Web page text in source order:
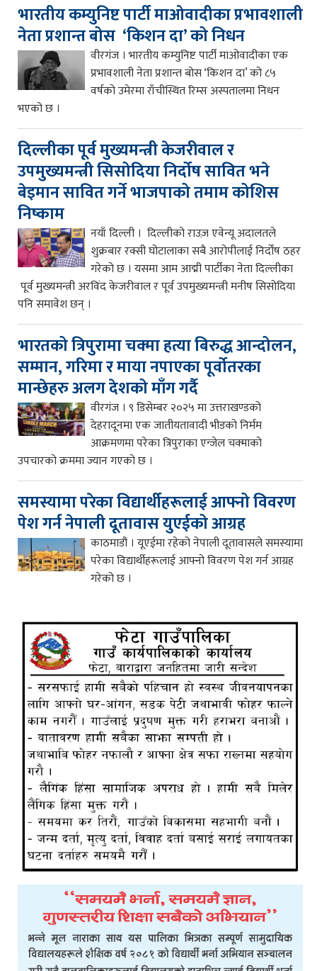
भारतीय कम्युनिष्ट पार्टी माओवादीका प्रभावशाली
नेता प्रशान्त बोस ‘किशन दा’ को निधन
वीरगंज । भारतीय कम्युनिष्ट पार्टी माओवादीका एक
प्रभावशाली नेता प्रशान्त बोस ‘किशन दा’ को ८५
वर्षको उमेरमा राँचीस्थित रिम्स अस्पतालमा निधन
भएको छ ।
दिल्लीका पूर्व मुख्यमन्त्री केजरीवाल र
उपमुख्यमन्त्री सिसोदिया निर्दोष सावित भने
बेइमान सावित गर्ने भाजपाको तमाम कोशिस
निष्काम
नयाँ दिल्ली । दिल्लीको राउज़ एवेन्यू अदालतले
शुक्रबार रक्सी घोटालाका सबै आरोपीलाई निर्दोष ठहर
गरेको छ । यसमा आम आद्मी पार्टीका नेता दिल्लीका
पूर्व मुख्यमन्त्री अरविंद केजरीवाल र पूर्व उपमुख्यमन्त्री मनीष सिसोदिया
पनि समावेश छन् ।
भारतको त्रिपुरामा चक्मा हत्या बिरुद्ध आन्दोलन,
सम्मान, गरिमा र माया नपाएका पूर्वोतरका
मान्छेहरु अलग देशको माँग गर्दै
वीरगंज । ९ डिसेम्बर २०२५ मा उत्तराखण्डको
देहरादूनमा एक जातीयतावादी भीडको निर्मम
आक्रमणमा परेका त्रिपुराका एन्जेल चक्माको
उपचारको क्रममा ज्यान गएको छ ।
समस्यामा परेका विद्यार्थीहरूलाई आफ्नो विवरण
पेश गर्न नेपाली दूतावास युएईको आग्रह
काठमाडौं । यूएईमा रहेको नेपाली दूतावासले समस्यामा
परेका विद्यार्थीहरूलाई आफ्नो विवरण पेश गर्न आग्रह
गरेको छ ।